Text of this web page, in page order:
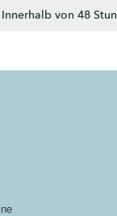
Innerhalb von 48